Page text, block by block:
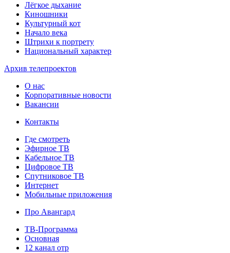
Лёгкое дыхание
Киношники
Культурный кот
Начало века
Штрихи к портрету
Национальный характер
Архив телепроектов
О нас
Корпоративные новости
Вакансии
Контакты
Где смотреть
Эфирное ТВ
Кабельное ТВ
Цифровое ТВ
Спутниковое ТВ
Интернет
Мобильные приложения
Про Авангард
ТВ-Программа
Основная
12 канал отр